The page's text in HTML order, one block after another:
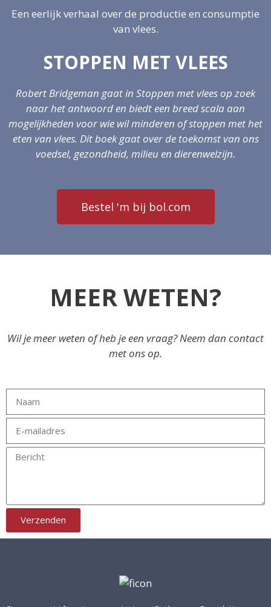
Een eerlijk verhaal over de productie en consumptie
van vlees.
STOPPEN MET VLEES
Robert Bridgeman gaat in Stoppen met vlees op zoek
naar het antwoord en biedt een breed scala aan
mogelijkheden voor wie wil minderen of stoppen met het
eten van vlees. Dit boek gaat over de toekomst van ons
voedsel, gezondheid, milieu en dierenwelzijn.
Bestel 'm bij bol.com
MEER WETEN?
Wil je meer weten of heb je een vraag? Neem dan contact
met ons op.
Verzenden